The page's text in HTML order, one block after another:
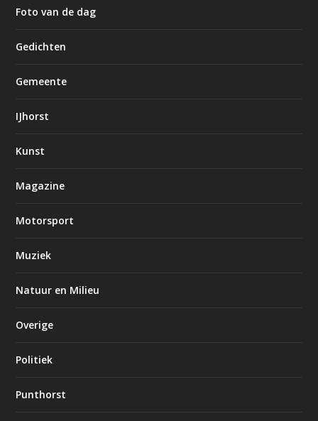
Foto van de dag
Gedichten
Gemeente
IJhorst
Kunst
Magazine
Motorsport
Muziek
Natuur en Milieu
Overige
Politiek
Punthorst